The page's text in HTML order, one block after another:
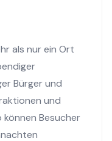
als nur ein Ort
Bürger und
und
Besucher